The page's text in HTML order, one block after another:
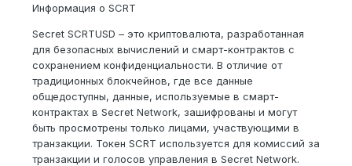
Информация о SCRT
Secret SCRTUSD – это криптовалюта, разработанная
для безопасных вычислений и смарт-контрактов с
сохранением конфиденциальности. В отличие от
традиционных блокчейнов, где все данные
общедоступны, данные, используемые в смарт-
контрактах в Secret Network, зашифрованы и могут
быть просмотрены только лицами, участвующими в
транзакции. Токен SCRT используется для комиссий за
транзакции и голосов управления в Secret Network.